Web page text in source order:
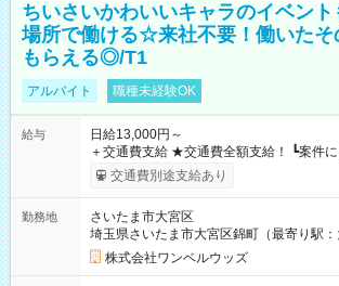
ちいさいかわいいキャラのイベン
場所で働ける☆来社不要！働いたそ
もらえる◎/T1
アルバイト 職種未経験OK
給与
日給13,000円～
＋交通費支給 ★交通費全額支給！ ┗案件により規定あり ★日払
いOK！（規定あり） ┗働いたその日に現
ンビニATMから 日払い分を引き落とせます！ 【試用期
交通費別途支給あり
勤務地
さいたま市大宮区
埼玉県さいたま市大宮区錦町（最寄り駅：
株式会社ワンベルウッズ